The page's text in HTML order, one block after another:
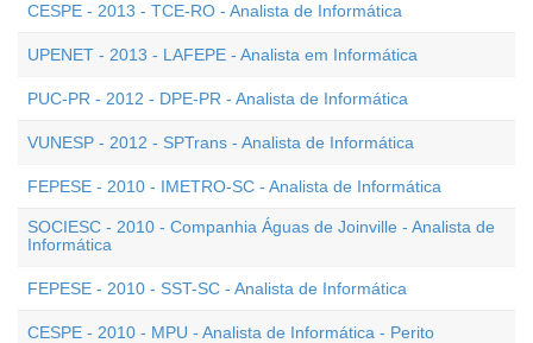
CESPE - 2013 - TCE-RO - Analista de Informática
UPENET - 2013 - LAFEPE - Analista em Informática
PUC-PR - 2012 - DPE-PR - Analista de Informática
VUNESP - 2012 - SPTrans - Analista de Informática
FEPESE - 2010 - IMETRO-SC - Analista de Informática
SOCIESC - 2010 - Companhia Águas de Joinville - Analista de
Informática
FEPESE - 2010 - SST-SC - Analista de Informática
CESPE - 2010 - MPU - Analista de Informática - Perito